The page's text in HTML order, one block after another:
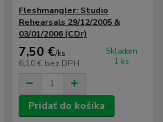
Fleshmangler: Studio
Rehearsals 29/12/2005 &
03/01/2006 (CDr)
7,50 €/ks
6,10 € bez DPH
Skladom
1 ks
Pridať do košíka